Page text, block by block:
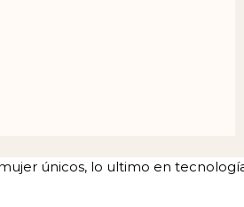
únicos, lo ultimo en